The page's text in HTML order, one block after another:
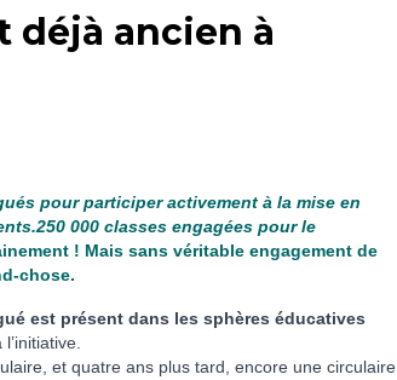
déjà ancien à
pour participer activement à la mise en
000 classes engagées pour le
! Mais sans véritable engagement de
chose.
est présent dans les sphères éducatives
et quatre ans plus tard, encore une circulaire